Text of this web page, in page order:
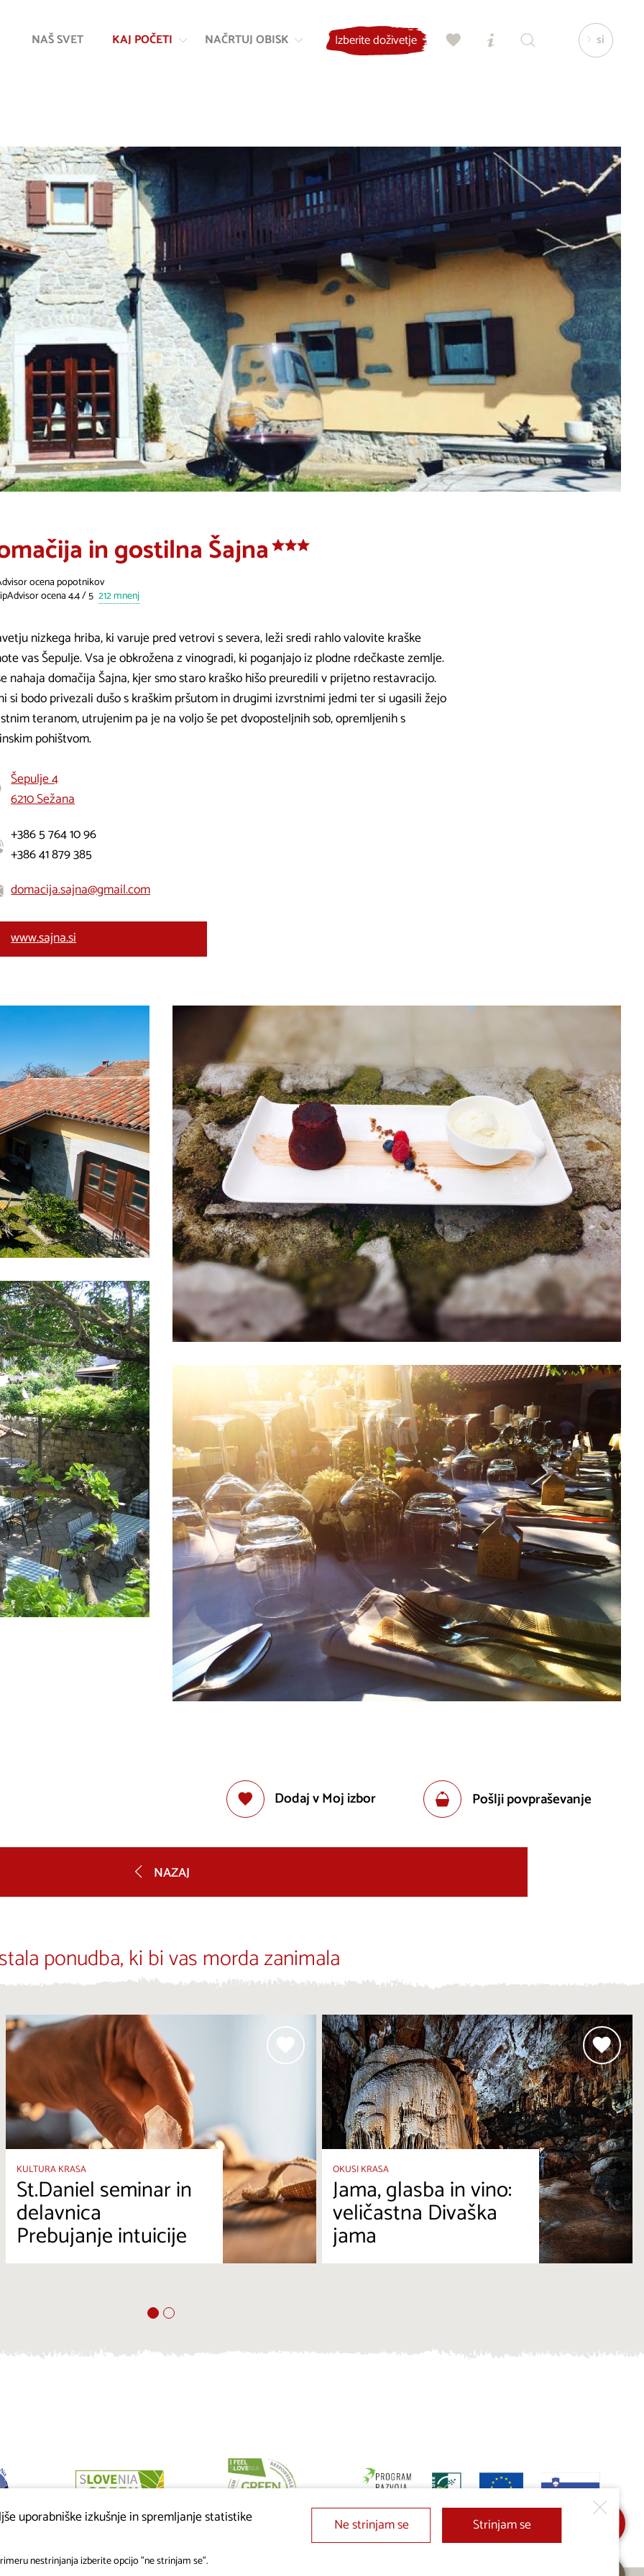
vsebino
NAŠ SVET KAJ POČETI NAČRTUJ OBISK Izberite doživetje si
in gostilna Šajna
ocena popotnikov
212 mnenj
nizkega hriba, ki varuje pred vetrovi s severa, leži sredi rahlo valovite kraške
vas Šepulje. Vsa je obkrožena z vinogradi, ki poganjajo iz plodne rdečkaste zemlje.
nahaja domačija Šajna, kjer smo staro kraško hišo preuredili v prijetno restavracijo.
si bodo privezali dušo s kraškim pršutom in drugimi izvrstnimi jedmi ter si ugasili žejo
teranom, utrujenim pa je na voljo še pet dvoposteljnih sob, opremljenih s
pohištvom.
Šepulje 4
6210 Sežana
+386 5 764 10 96
+386 41 879 385
domacija.sajna@gmail.com
www.sajna.si
Dodaj v Moj izbor Pošlji povpraševanje
NAZAJ
ponudba, ki bi vas morda zanimala
KULTURA KRASA
St.Daniel seminar in
delavnica
Prebujanje intuicije
OKUSI KRASA
Jama, glasba in vino:
veličastna Divaška
jama
uporabniške izkušnje in spremljanje statistike
nestrinjanja izberite opcijo "ne strinjam se".
Ne strinjam se Strinjam se